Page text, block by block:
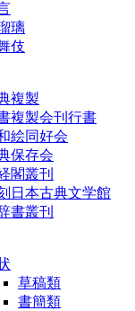
璃
伎
複製
複製会刊行書
絵同好会
保存会
閣叢刊
日本古典文学館
書叢刊
草稿類
書簡類